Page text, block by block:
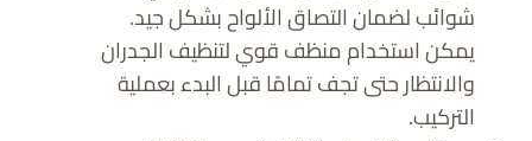
شوائب لضمان التصاق الألواح بشكل جيد.
يمكن استخدام منظف قوي لتنظيف الجدران
والانتظار حتى تجف تمامًا قبل البدء بعملية
التركيب.